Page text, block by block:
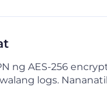
ng AES-256
logs.